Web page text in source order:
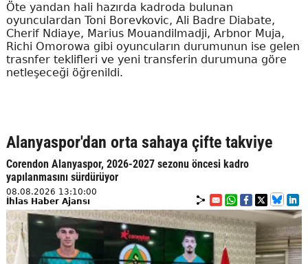
Öte yandan hali hazırda kadroda bulunan
oyunculardan Toni Borevkovic, Ali Badre Diabate,
Cherif Ndiaye, Marius Mouandilmadji, Arbnor Muja,
Richi Omorowa gibi oyuncuların durumunun ise gelen
trasnfer teklifleri ve yeni transferin durumuna göre
netleşeceği öğrenildi.
Alanyaspor'dan orta sahaya çifte takviye
Corendon Alanyaspor, 2026-2027 sezonu öncesi kadro
yapılanmasını sürdürüyor
08.08.2026 13:10:00
İhlas Haber Ajansı